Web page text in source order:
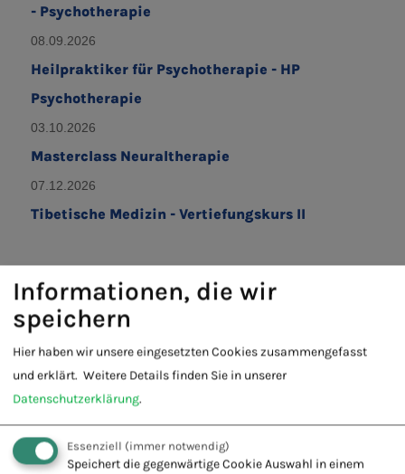
- Psychotherapie
08.09.2026
Heilpraktiker für Psychotherapie - HP
Psychotherapie
03.10.2026
Masterclass Neuraltherapie
07.12.2026
Tibetische Medizin - Vertiefungskurs II
Fachausbildungen A – F
Fachausbildungen G – L
Fachausbildungen M – Z
Manu-Fit
Informationen, die wir
speichern
Hier haben wir unsere eingesetzten Cookies zusammengefasst
und erklärt. Weitere Details finden Sie in unserer
Datenschutzerklärung.
Essenziell (immer notwendig)
Speichert die gegenwärtige Cookie Auswahl in einem